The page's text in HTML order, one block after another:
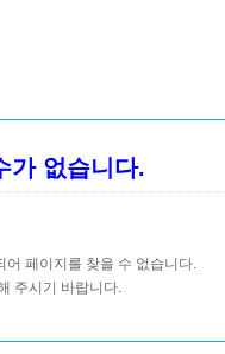
가 없습니다.
어 페이지를 찾을 수 없습니다.
주시기 바랍니다.